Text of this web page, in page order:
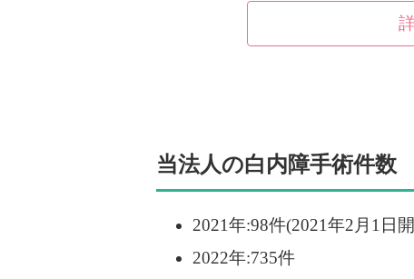
当法人の白内障手術件数
2021年:98件(2021年2月1日
2022年:735件